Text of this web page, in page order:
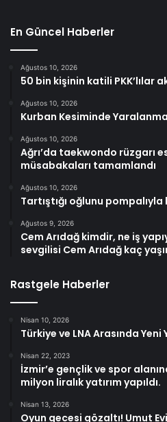
En Güncel Haberler
Ağustos 10, 2026
50 bin kişinin katili PKK’lılar
Ağustos 10, 2026
Kurban Kesiminde
Ağustos 10, 2026
Ağrı’da taekwondo rüzgarı
müsabakaları tamamlandı
Ağustos 10, 2026
Tartıştığı oğlunu
Ağustos 9, 2026
Cem Arıdağ kimdir, ne iş
sevgilisi Cem Arıdağ kaç
Rastgele Haberler
Nisan 10, 2026
Türkiye ve LNA Arasında Yeni
Nisan 22, 2023
İzmir’e gençlik ve spor
milyon liralık yatırım yapıldı.
Nisan 13, 2026
Oyun gecesi gözaltı! Umut